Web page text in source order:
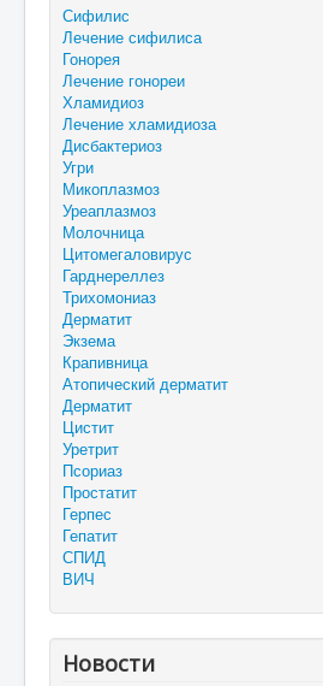
Сифилис
Лечение сифилиса
Гонорея
Лечение гонореи
Хламидиоз
Лечение хламидиоза
Дисбактериоз
Угри
Микоплазмоз
Уреаплазмоз
Молочница
Цитомегаловирус
Гарднереллез
Трихомониаз
Дерматит
Экзема
Крапивница
Атопический дерматит
Дерматит
Цистит
Уретрит
Псориаз
Простатит
Герпес
Гепатит
СПИД
ВИЧ
Новости